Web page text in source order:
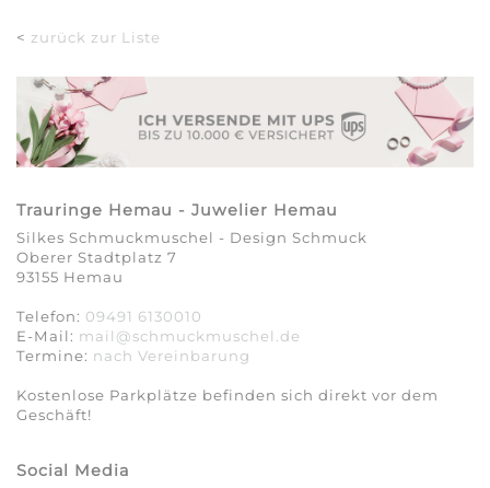
< zurück zur Liste
Trauringe Hemau - Juwelier Hemau
Silkes Schmuckmuschel - Design Schmuck
Oberer Stadtplatz 7
93155 Hemau
Telefon: 09491 6130010
E-Mail: mail@schmuckmuschel.de
Termine: nach Vereinbarung​​​​​​​
Kostenlose Parkplätze befinden sich direkt vor dem
Geschäft!
Social Media